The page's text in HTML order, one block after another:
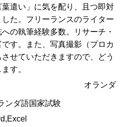
遣い」に気を配り、且つ即対
た。フリーランスのライター
の執筆経験多数。リサーチ・
す。また、写真撮影（プロカ
せていただきますので、どう
す。
オランダ
ダ語国家試験